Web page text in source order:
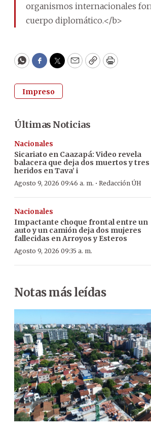
organismos internacionales
cuerpo diplomático.</b>
WhatsApp
Facebook
Twitter
EmailCopyPrint
Impreso
Últimas Noticias
Nacionales
Sicariato en Caazapá: Video revela
balacera que deja dos muertos y tres
heridos en Tava’ i
Agosto 9, 2026 09:46 a. m. · Redacción ÚH
Nacionales
Impactante choque frontal entre un
auto y un camión deja dos mujeres
fallecidas en Arroyos y Esteros
Agosto 9, 2026 09:35 a. m.
Notas más leídas